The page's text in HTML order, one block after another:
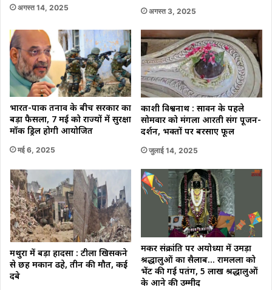
अगस्त 14, 2025 अगस्त 3, 2025
भारत-पाक तनाव के बीच सरकार का
बड़ा फैसला, 7 मई को राज्यों में सुरक्षा
मॉक ड्रिल होगी आयोजित
मई 6, 2025
काशी विश्वनाथ : सावन के पहले
सोमवार को मंगला आरती संग पूजन-
दर्शन, भक्तों पर बरसाए फूल
जुलाई 14, 2025
मथुरा में बड़ा हादसा : टीला खिसकने
से छह मकान ढहे, तीन की मौत, कई
दबे
मकर संक्रांति पर अयोध्या में उमड़ा
श्रद्धालुओं का सैलाब… रामलला को
भेंट की गई पतंग, 5 लाख श्रद्धालुओं
के आने की उम्मीद